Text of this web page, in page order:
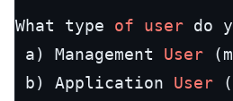
What type of user do
a) Management User
b) Application User